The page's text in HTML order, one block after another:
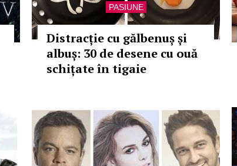
PASIUNE
Distracție cu gălbenuș și
albuș: 30 de desene cu ouă
schițate în tigaie